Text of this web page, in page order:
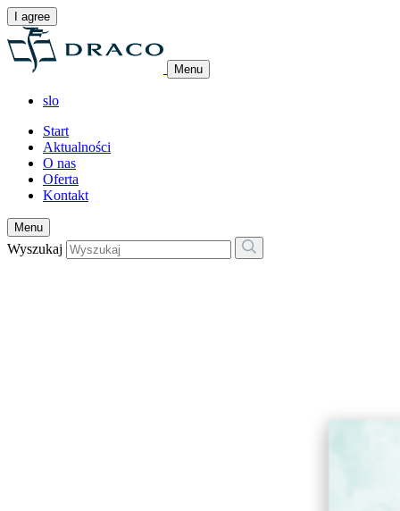
I agree
Menu
slo
Start
Aktualności
O nas
Oferta
Kontakt
Menu
Wyszukaj